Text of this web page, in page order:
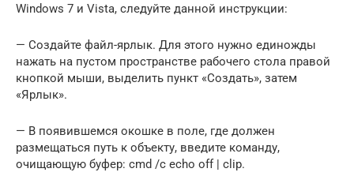
Windows 7 и Vista, следуйте данной инструкции:
— Создайте файл-ярлык. Для этого нужно единожды
нажать на пустом пространстве рабочего стола правой
кнопкой мыши, выделить пункт «Создать», затем
«Ярлык».
— В появившемся окошке в поле, где должен
размещаться путь к объекту, введите команду,
очищающую буфер: cmd /c echo off | clip.